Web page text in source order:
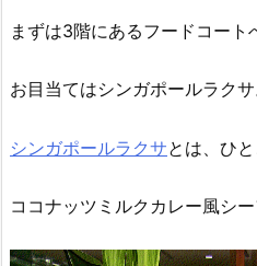
まずは3階にあるフードコート
お目当てはシンガポールラクサ
シンガポールラクサとは、ひと
ココナッツミルクカレー風シー